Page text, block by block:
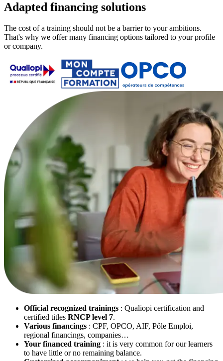
Adapted financing solutions
The cost of a training should not be a barrier to your ambitions.
That's why we offer many financing options tailored to your profile
or company.
Official recognized trainings : Qualiopi certification and
certified titles RNCP level 7.
Various financings : CPF, OPCO, AIF, Pôle Emploi,
regional financings, companies…
Your financed training : it is very common for our learners
to have little or no remaining balance.